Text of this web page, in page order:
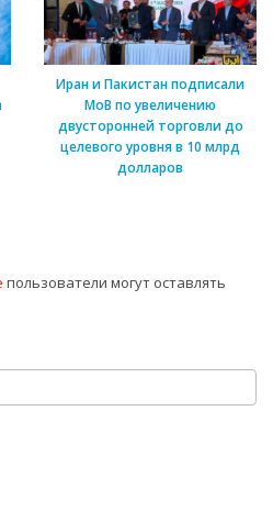
Иран и Пакистан подписали
МоВ по увеличению
двусторонней торговли до
целевого уровня в 10 млрд
долларов
пользователи могут оставлять